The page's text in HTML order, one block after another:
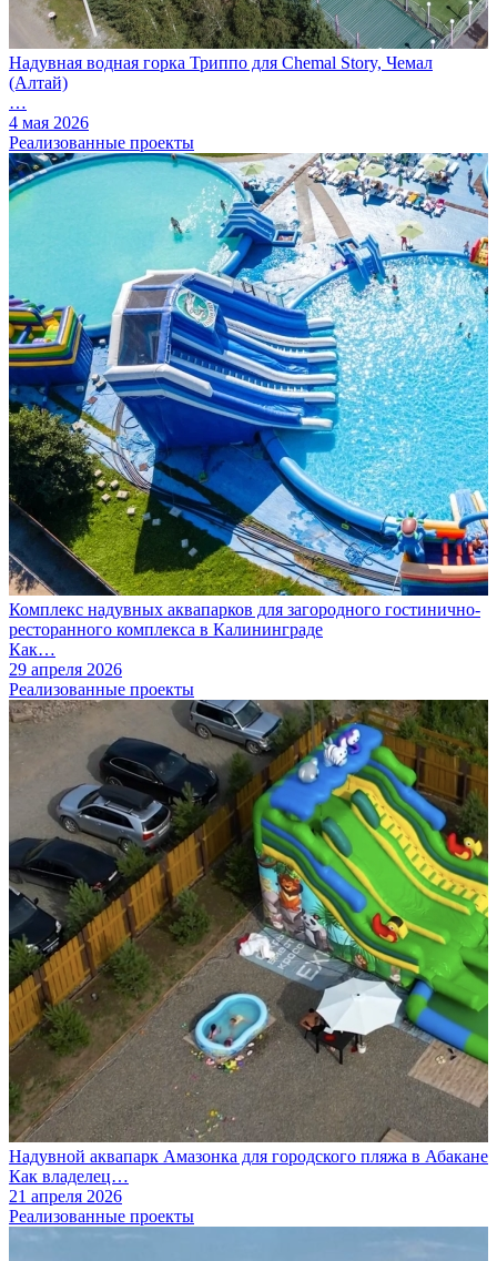
Надувная водная горка Триппо для Chemal Story, Чемал
(Алтай)
…
4 мая 2026
Реализованные проекты
Комплекс надувных аквапарков для загородного гостинично-
ресторанного комплекса в Калининграде
Как…
29 апреля 2026
Реализованные проекты
Надувной аквапарк Амазонка для городского пляжа в Абакане
Как владелец…
21 апреля 2026
Реализованные проекты